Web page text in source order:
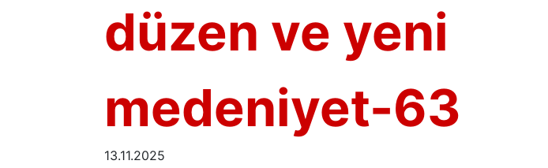
düzen ve yeni
medeniyet-63
13.11.2025